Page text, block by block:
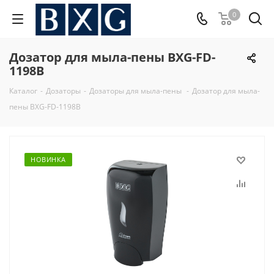
0
Дозатор для мыла-пены BXG-FD-
1198B
Каталог - Дозаторы - Дозаторы для мыла-пены - Дозатор для мыла-
пены BXG-FD-1198B
НОВИНКА